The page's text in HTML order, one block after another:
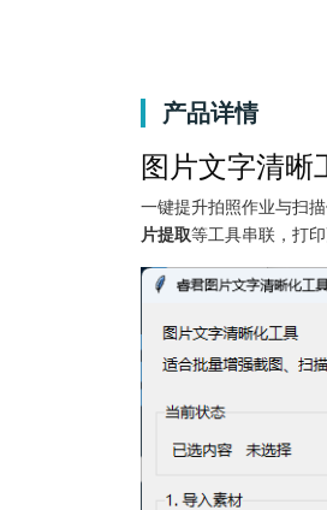
产品详情
图片文字清晰
一键提升拍照作业与扫
片提取等工具串联，打印